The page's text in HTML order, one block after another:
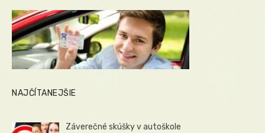
NAJČÍTANEJŠIE
Záverečné skúšky v autoškole